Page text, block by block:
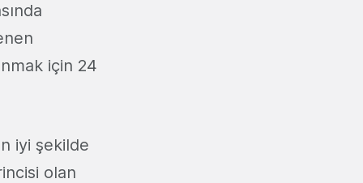
için 24
iyi şekilde
olan